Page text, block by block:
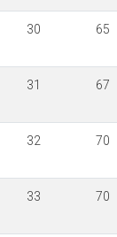
30 65
31 67
32 70
33 70